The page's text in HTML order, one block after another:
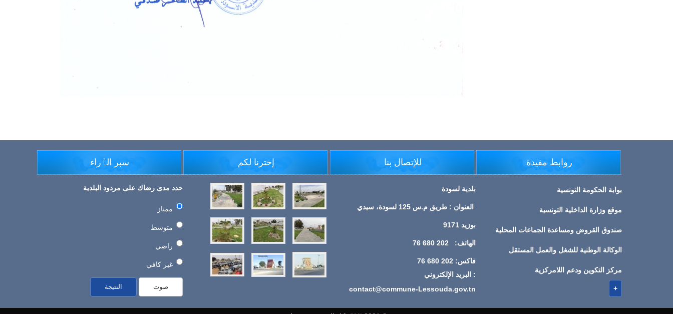
روابط مفيدة
بوابة الحكومة التونسية
موقع وزارة الداخلية التونسية
صندوق القروض ومساعدة الجماعات المحلية
الوكالة الوطنية للشغل والعمل المستقل
مركز التكوين ودعم اللامركزية
+
للإتصال بنا
بلدية لسودة
العنوان : طريق م.س 125 لسودة، سيدي
بوزيد 9171
الهاتف: 202 680 76
فاكس: 202 680 76
: البريد الإلكتروني
contact@commune-Lessouda.gov.tn
إخترنا لكم سبر الٱراء
حدد مدى رضاك على مردود البلدية
ممتاز
متوسط
راضي
غير كافي